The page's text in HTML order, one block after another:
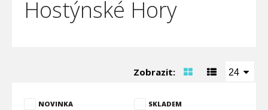
Hostýnské Hory
Zobrazit: 24
NOVINKA SKLADEM